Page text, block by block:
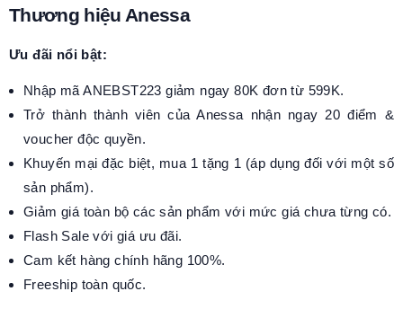
Thương hiệu Anessa
Ưu đãi nổi bật:
Nhập mã ANEBST223 giảm ngay 80K đơn từ 599K.
Trở thành thành viên của Anessa nhận ngay 20 điểm &
voucher độc quyền.
Khuyến mại đặc biệt, mua 1 tặng 1 (áp dụng đối với một số
sản phẩm).
Giảm giá toàn bộ các sản phẩm với mức giá chưa từng có.
Flash Sale với giá ưu đãi.
Cam kết hàng chính hãng 100%.
Freeship toàn quốc.